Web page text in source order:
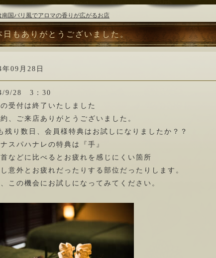
国バリ風でアロマの香りが広がるお店
日もありがとうございました。
年09月28日
9/28 3：30
受付は終了いたしました
、ご来店ありがとうございました。
残り数日、会員様特典はお試しになりましたか？？
スパハナレの特典は『手』
などに比べるとお疲れを感じにくい箇所
し意外とお疲れだったりする部位だったりします。
この機会にお試しになってみてください。